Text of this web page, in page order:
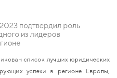
подтвердил роль
из лидеров
список лучших юридических
успехи в регионе Европы,